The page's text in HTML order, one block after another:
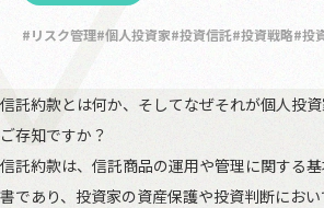
リスク管理 個人投資家 投資信託 投資戦略 投
信託約款とは何か、そしてなぜそれが個人投
ご存知ですか？
信託約款は、信託商品の運用や管理に関する
書であり、投資家の資産保護や投資判断にお